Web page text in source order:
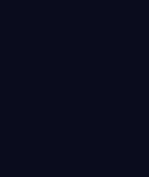
любой удобный